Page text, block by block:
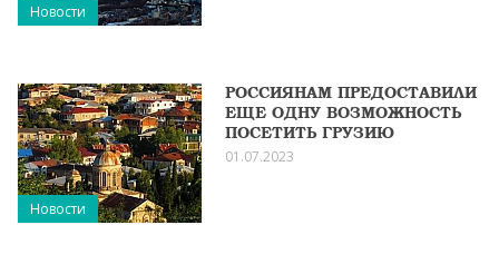
Новости
Новости
РОССИЯНАМ ПРЕДОСТАВИЛИ
ЕЩЕ ОДНУ ВОЗМОЖНОСТЬ
ПОСЕТИТЬ ГРУЗИЮ
01.07.2023